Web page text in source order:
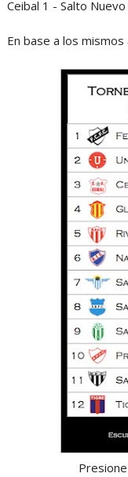
Ceibal 1 - Salto Nuevo
En base a los